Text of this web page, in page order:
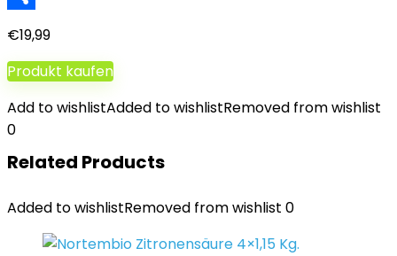
€19,99
Produkt kaufen
Add to wishlistAdded to wishlistRemoved from wishlist
0
Related Products
Added to wishlistRemoved from wishlist 0